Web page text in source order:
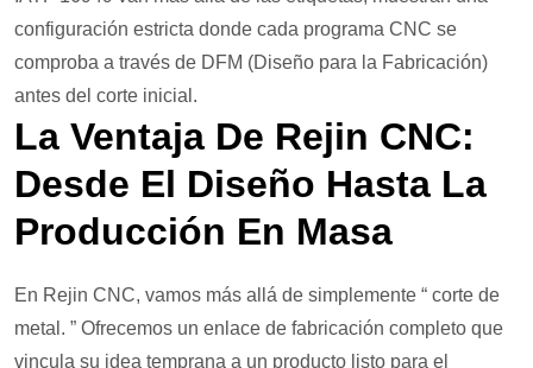
configuración estricta donde cada programa CNC se
comproba a través de DFM (Diseño para la Fabricación)
antes del corte inicial.
La Ventaja De Rejin CNC:
Desde El Diseño Hasta La
Producción En Masa
En Rejin CNC, vamos más allá de simplemente “ corte de
metal. ” Ofrecemos un enlace de fabricación completo que
vincula su idea temprana a un producto listo para el